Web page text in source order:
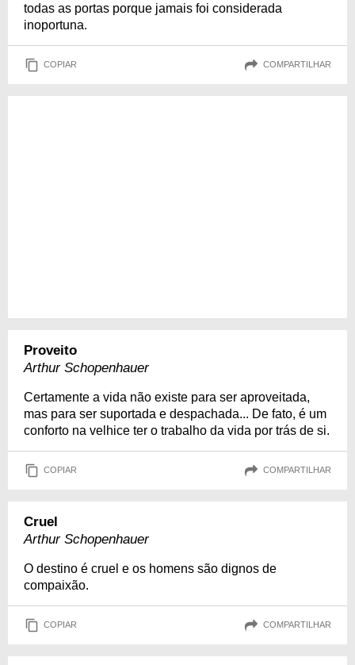
todas as portas porque jamais foi considerada
inoportuna.
COPIAR COMPARTILHAR
Proveito
Arthur Schopenhauer
Certamente a vida não existe para ser aproveitada,
mas para ser suportada e despachada... De fato, é um
conforto na velhice ter o trabalho da vida por trás de si.
COPIAR COMPARTILHAR
Cruel
Arthur Schopenhauer
O destino é cruel e os homens são dignos de
compaixão.
COPIAR COMPARTILHAR